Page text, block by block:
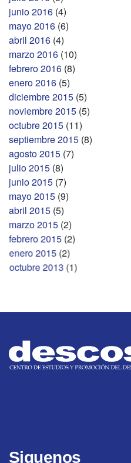
junio 2016 (4)
mayo 2016 (6)
abril 2016 (4)
marzo 2016 (10)
febrero 2016 (8)
enero 2016 (5)
diciembre 2015 (5)
noviembre 2015 (5)
octubre 2015 (11)
septiembre 2015 (8)
agosto 2015 (7)
julio 2015 (8)
junio 2015 (7)
mayo 2015 (9)
abril 2015 (5)
marzo 2015 (2)
febrero 2015 (2)
enero 2015 (2)
octubre 2013 (1)
Siguenos